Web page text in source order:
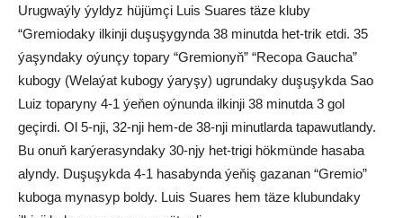
Urugwaýly ýyldyz hüjümçi Luis Suares täze kluby
“Gremiodaky ilkinji duşuşygynda 38 minutda het-trik etdi. 35
ýaşyndaky oýunçy topary “Gremionyň” “Recopa Gaucha”
kubogy (Welaýat kubogy ýaryşy) ugrundaky duşuşykda Sao
Luiz toparyny 4-1 ýeňen oýnunda ilkinji 38 minutda 3 gol
geçirdi. Ol 5-nji, 32-nji hem-de 38-nji minutlarda tapawutlandy.
Bu onuň karýerasyndaky 30-njy het-trigi hökmünde hasaba
alyndy. Duşuşykda 4-1 hasabynda ýeňiş gazanan “Gremio”
kuboga mynasyp boldy. Luis Suares hem täze klubundaky